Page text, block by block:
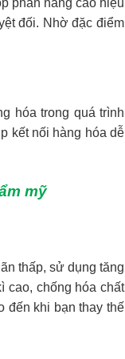
đối. Nhờ đặc điểm
hóa trong quá trình
kết nối hàng hóa dễ
mỹ
thấp, sử dụng tăng
cao, chống hóa chất
đến khi bạn thay thế